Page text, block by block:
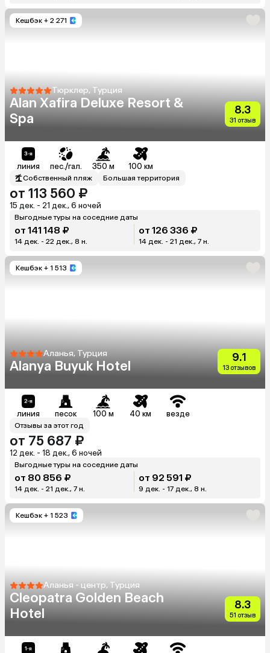
Кешбэк + 2 271
Тюрклер, Турция
Alan Xafira Deluxe Resort &
Spa
8.3
31 отзыв
линия пес./гал. 350 м 100 км
Собственный пляж Большая территория
от 113 560 ₽
15 дек. - 21 дек., 6 ночей
Выгодные туры на соседние даты
от 141 148 ₽
14 дек. - 22 дек., 8 н.
от 126 336 ₽
14 дек. - 21 дек., 7 н.
Кешбэк + 1 513
Аланья, Турция
Alanya Buyuk Hotel
9.1
13 отзывов
линия песок 100 м 40 км везде
Отзывы за этот год
от 75 687 ₽
12 дек. - 18 дек., 6 ночей
Выгодные туры на соседние даты
от 80 856 ₽
14 дек. - 21 дек., 7 н.
от 92 591 ₽
9 дек. - 17 дек., 8 н.
Кешбэк + 1 523
Аланья - центр, Турция
Cleopatra Golden Beach
Hotel
8.3
51 отзыв